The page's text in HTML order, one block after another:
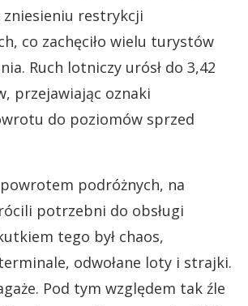
restrykcji
co zachęciło wielu turystów
Ruch lotniczy urósł do 3,42
przejawiając oznaki
do poziomów sprzed
powrotem podróżnych, na
potrzebni do obsługi
tego był chaos,
odwołane loty i strajki.
Pod tym względem tak źle